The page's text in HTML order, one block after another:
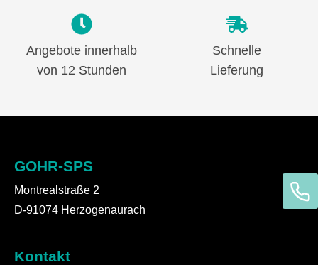
Angebote innerhalb
von 12 Stunden
Schnelle
Lieferung
GOHR-SPS
Montrealstraße 2
D-91074 Herzogenaurach
Kontakt